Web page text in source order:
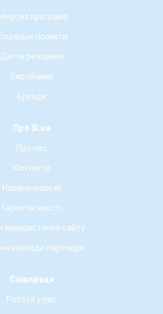
програма
проєкти
Діюча речовина
Виробники
Бренди
Про 3i.ua
Про нас
Контакти
Новини мережі
Гарантія якості
використання сайту
заклади-партнери
Співпраця
Робота у нас